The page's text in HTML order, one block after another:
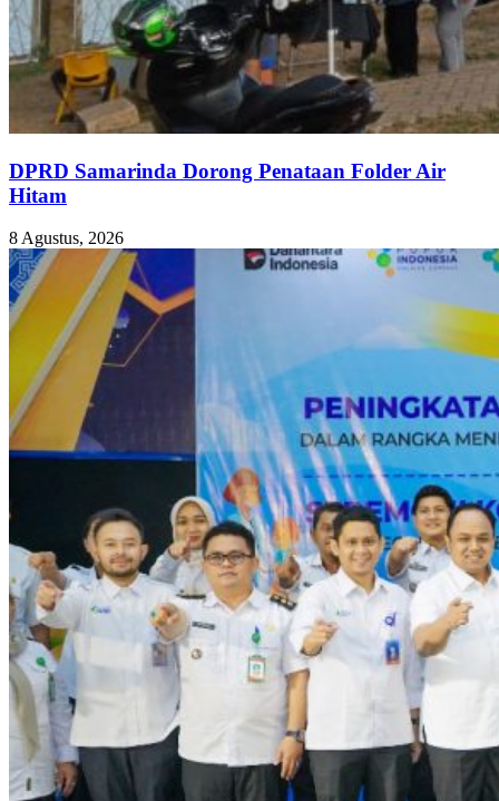
DPRD Samarinda Dorong Penataan Folder Air
Hitam
8 Agustus, 2026